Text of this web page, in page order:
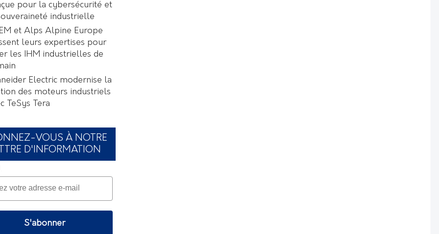
pour la cybersécurité et
industrielle
et Alps Alpine Europe
leurs expertises pour
les IHM industrielles de
Electric modernise la
des moteurs industriels
TeSys Tera
VOUS À NOTRE
D'INFORMATION
S'abonner